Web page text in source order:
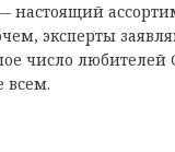
настоящий
эксперты
число любителей
всем.